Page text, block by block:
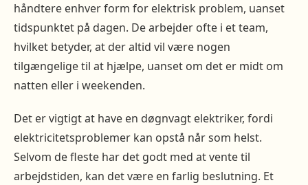
håndtere enhver form for elektrisk problem, uanset
tidspunktet på dagen. De arbejder ofte i et team,
hvilket betyder, at der altid vil være nogen
tilgængelige til at hjælpe, uanset om det er midt om
natten eller i weekenden.
Det er vigtigt at have en døgnvagt elektriker, fordi
elektricitetsproblemer kan opstå når som helst.
Selvom de fleste har det godt med at vente til
arbejdstiden, kan det være en farlig beslutning. Et